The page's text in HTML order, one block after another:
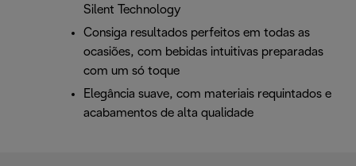
Silent Technology
Consiga resultados perfeitos em todas as
ocasiões, com bebidas intuitivas preparadas
com um só toque
Elegância suave, com materiais requintados e
acabamentos de alta qualidade